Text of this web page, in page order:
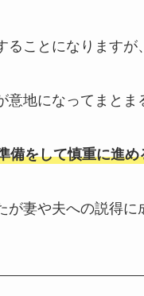
ことになりますが
地になってまとま
備をして慎重に進
が妻や夫への説得